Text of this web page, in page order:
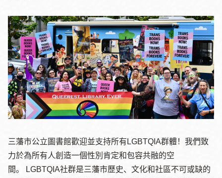
三藩市公立圖書館歡迎並支持所有 LGBTQIA群體！我們致
力於為所有人創造一個性別肯定和包容共融的空
間。
LGBTQIA社群是三藩市歷史、文化和社區不可或缺的